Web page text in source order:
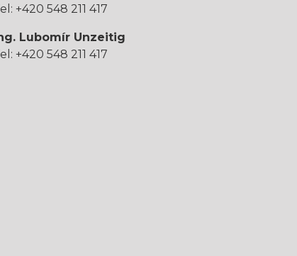
+420 548 211 417
Lubomír Unzeitig
+420 548 211 417